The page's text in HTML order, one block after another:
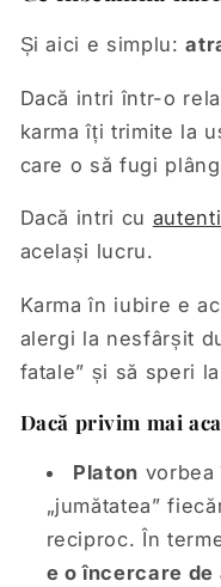
Și aici e simplu:
Dacă intri într-o
karma îți trimite la
care o să fugi
Dacă intri cu
același lucru.
Karma în iubire e
alergi la nesfârșit
fatale” și să speri
Dacă privim mai
Platon vorbea
„jumătatea”
reciproc. În
e o încercare